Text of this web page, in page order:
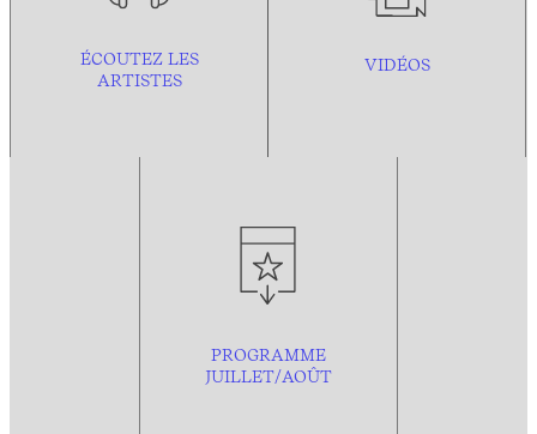
ÉCOUTEZ LES
ARTISTES
VIDÉOS
PROGRAMME
JUILLET/AOÛT